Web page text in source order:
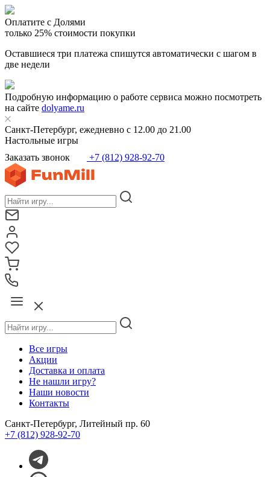
Оплатите с Долями
только 25% стоимости покупки
Оставшиеся три платежа спишутся автоматически с шагом в
две недели
Подробную информацию о работе сервиса можно посмотреть
на сайте dolyame.ru
Санкт-Петербург, ежедневно с 12.00 до 21.00
Настольные игры
Заказать звонок
+7 (812) 928-92-70
Все игры
Акции
Доставка и оплата
Не нашли игру?
Наши новости
Контакты
Санкт-Петербург, Литейный пр. 60
+7 (812) 928-92-70